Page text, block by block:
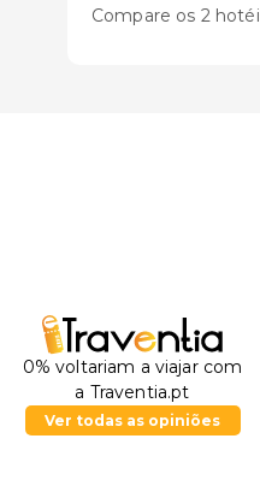
Compare os 2
0% voltariam a viajar com
a Traventia.pt
Ver todas as opiniões